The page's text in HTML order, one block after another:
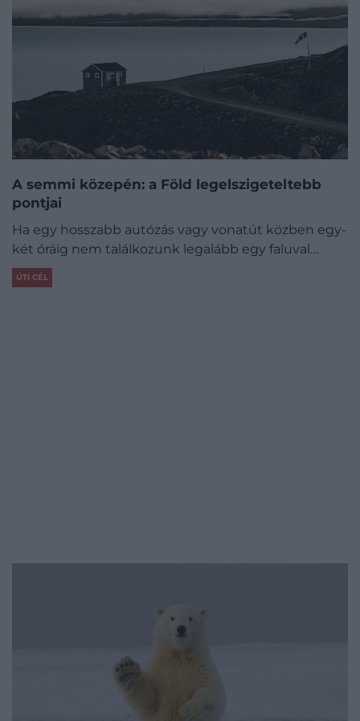
A semmi közepén: a Föld legelszigeteltebb
pontjai
Ha egy hosszabb autózás vagy vonatút közben egy-
két óráig nem találkozunk legalább egy faluval…
ÚTI CÉL